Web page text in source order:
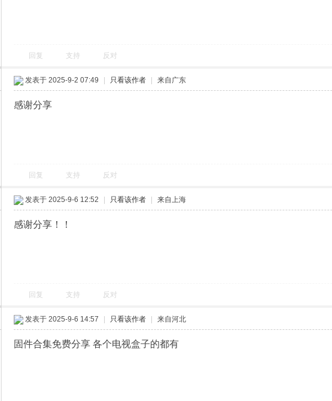
回复 支持 反对
发表于 2025-9-2 07:49 只看该作者 来自广东
感谢分享
回复 支持 反对
发表于 2025-9-6 12:52 只看该作者 来自上海
感谢分享！！
回复 支持 反对
发表于 2025-9-6 14:57 只看该作者 来自河北
固件合集免费分享 各个电视盒子的都有